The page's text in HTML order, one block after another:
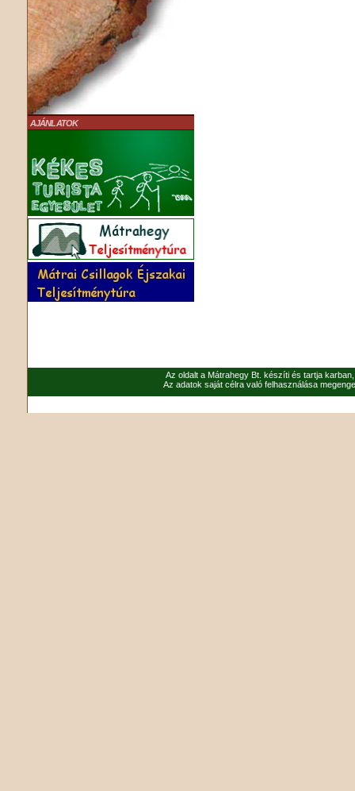
AJÁNLATOK
Az oldalt a Mátrahegy Bt. készíti és tartja
Az adatok saját célra való felhasználása